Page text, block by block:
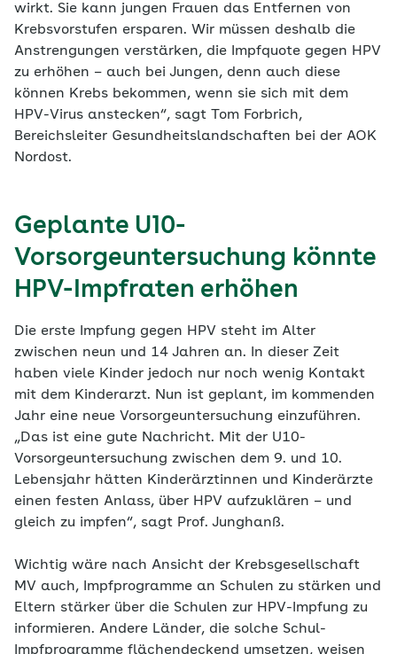
wirkt. Sie kann jungen Frauen das Entfernen von
Krebsvorstufen ersparen. Wir müssen deshalb die
Anstrengungen verstärken, die Impfquote gegen HPV
zu erhöhen – auch bei Jungen, denn auch diese
können Krebs bekommen, wenn sie sich mit dem
HPV-Virus anstecken“, sagt Tom Forbrich,
Bereichsleiter Gesundheitslandschaften bei der AOK
Nordost.
Geplante U10-
Vorsorgeuntersuchung könnte
HPV-Impfraten erhöhen
Die erste Impfung gegen HPV steht im Alter
zwischen neun und 14 Jahren an. In dieser Zeit
haben viele Kinder jedoch nur noch wenig Kontakt
mit dem Kinderarzt. Nun ist geplant, im kommenden
Jahr eine neue Vorsorgeuntersuchung einzuführen.
„Das ist eine gute Nachricht. Mit der U10-
Vorsorgeuntersuchung zwischen dem 9. und 10.
Lebensjahr hätten Kinderärztinnen und Kinderärzte
einen festen Anlass, über HPV aufzuklären – und
gleich zu impfen“, sagt Prof. Junghanß.
Wichtig wäre nach Ansicht der Krebsgesellschaft
MV auch, Impfprogramme an Schulen zu stärken und
Eltern stärker über die Schulen zur HPV-Impfung zu
informieren. Andere Länder, die solche Schul-
Impfprogramme flächendeckend umsetzen, weisen